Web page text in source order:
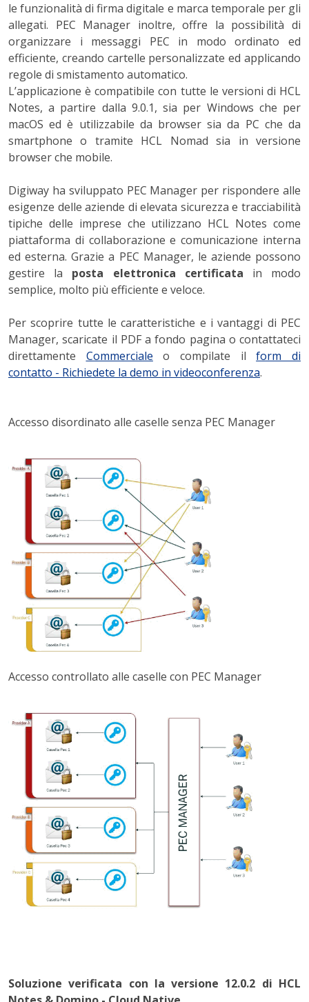
le funzionalità di firma digitale e marca temporale per gli
allegati. PEC Manager inoltre, offre la possibilità di
organizzare i messaggi PEC in modo ordinato ed
efficiente, creando cartelle personalizzate ed applicando
regole di smistamento automatico.
L’applicazione è compatibile con tutte le versioni di HCL
Notes, a partire dalla 9.0.1, sia per Windows che per
macOS ed è utilizzabile da browser sia da PC che da
smartphoneo tramite HCL Nomad sia in versione
browser che mobile.
Digiway ha sviluppato PEC Manager per rispondere alle
esigenze delle aziende di elevata sicurezza e tracciabilità
tipiche delle imprese che utilizzano HCL Notes come
piattaforma di collaborazione e comunicazione interna
ed esterna. Grazie a PEC Manager, le aziende possono
gestire la posta elettronica certificata in modo
semplice, molto più efficiente e veloce.
Per scoprire tutte le caratteristiche e i vantaggi di PEC
Manager, scaricate il PDF a fondo pagina o contattateci
direttamente Commerciale o compilate il
form di
contatto - Richiedete la demo in videoconferenza.
Accesso disordinato alle caselle senza PEC Manager
Accesso controllato alle caselle con PEC Manager
Soluzione verificata con la versione 12.0.2 di HCL